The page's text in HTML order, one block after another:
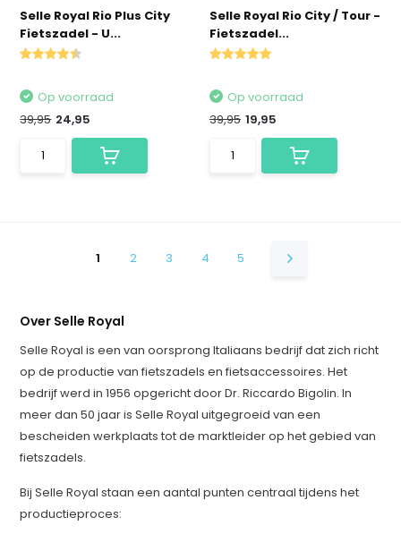
Selle Royal Rio Plus City
Fietszadel - U...
Op voorraad
39,95 24,95
Selle Royal Rio City / Tour -
Fietszadel...
Op voorraad
39,95 19,95
1 2 3 4 5
Over Selle Royal
Selle Royal is een van oorsprong Italiaans bedrijf dat zich richt
op de productie van fietszadels en fietsaccessoires. Het
bedrijf werd in 1956 opgericht door Dr. Riccardo Bigolin. In
meer dan 50 jaar is Selle Royal uitgegroeid van een
bescheiden werkplaats tot de marktleider op het gebied van
fietszadels.
Bij Selle Royal staan een aantal punten centraal tijdens het
productieproces: